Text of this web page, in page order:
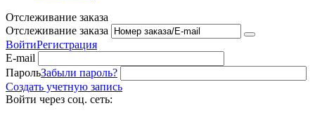
Отслеживание заказа
Отслеживание заказа
ВойтиРегистрация
E-mail
ПарольЗабыли пароль?
Создать учетную запись
Войти через соц. сеть: